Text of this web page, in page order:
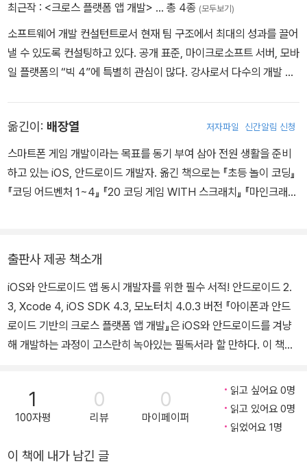
최근작 : <크로스 플랫폼 앱 개발> … 총 4종 (모두보기)
소프트웨어 개발 컨설턴트로서 현재 팀 구조에서 최대의 성과를 끌어
낼 수 있도록 컨설팅하고 있다. 공개 표준, 마이크로소프트 서버, 모바
일 플랫폼의 “빅 4”에 특별히 관심이 많다. 강사로서 다수의 개발 관
om/in/mbrit로 연락을 주고받을 수 있으며, 이 책과 관련된 이야기
는 http://www.multimobiledevelopment.com/을 통해 나누고
있다.
옮긴이: 배장열 저자파일 신간알림 신청
스마트폰 게임 개발이라는 목표를 동기 부여 삼아 전원 생활을 준비
하고 있는 iOS, 안드로이드 개발자. 옮긴 책으로는 『초등 놀이 코딩』
『코딩 어드벤처 1~4』 『20 코딩 게임 WITH 스크래치』 『마인크래프
출판사 제공 책소개
iOS와 안드로이드 앱 동시 개발자를 위한 필수 서적! 안드로이드 2.
3, Xcode 4, iOS SDK 4.3, 모노터치 4.0.3 버전 『아이폰과 안드
로이드 기반의 크로스 플랫폼 앱 개발』은 iOS와 안드로이드를 겨냥
해 개발하는 과정이 고스란히 녹아있는 필독서라 할 만하다. 이 책에
이 펼쳐져 있고, 각 플랫폼의 강점 및 약점을 비롯한 서로의 차이가 설
명되어 있다. 또한 개발자라면 누구나 궁금해 하는 내용들이 설명되
어 있으며, 늘 생각으로만 가지고 있던 아이디어가 실현될 수 있도록
이폰과 안드로이드에 사용할 툴셋을 설치하고, 몸풀기 과정인 “Hell
1
100자평
0
리뷰
0
마이페이퍼
읽고 싶어요 0명
읽고 있어요 0명
읽었어요 1명
이 책에 내가 남긴 글